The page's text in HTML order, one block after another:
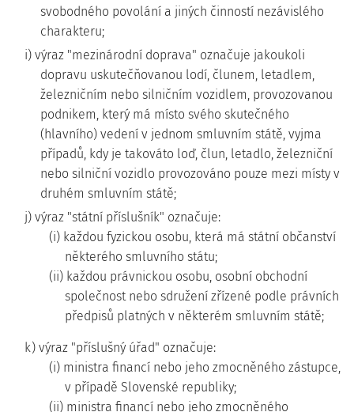
svobodného povolání a jiných činností nezávislého
charakteru;
i) výraz "mezinárodní doprava" označuje jakoukoli
dopravu uskutečňovanou lodí, člunem, letadlem,
železničním nebo silničním vozidlem, provozovanou
podnikem, který má místo svého skutečného
(hlavního) vedení v jednom smluvním státě, vyjma
případů, kdy je takováto loď, člun, letadlo, železniční
nebo silniční vozidlo provozováno pouze mezi místy v
druhém smluvním státě;
j) výraz "státní příslušník" označuje:
(i) každou fyzickou osobu, která má státní občanství
některého smluvního státu;
(ii) každou právnickou osobu, osobní obchodní
společnost nebo sdružení zřízené podle právních
předpisů platných v některém smluvním státě;
k) výraz "příslušný úřad" označuje:
(i) ministra financí nebo jeho zmocněného zástupce,
v případě Slovenské republiky;
(ii) ministra financí nebo jeho zmocněného